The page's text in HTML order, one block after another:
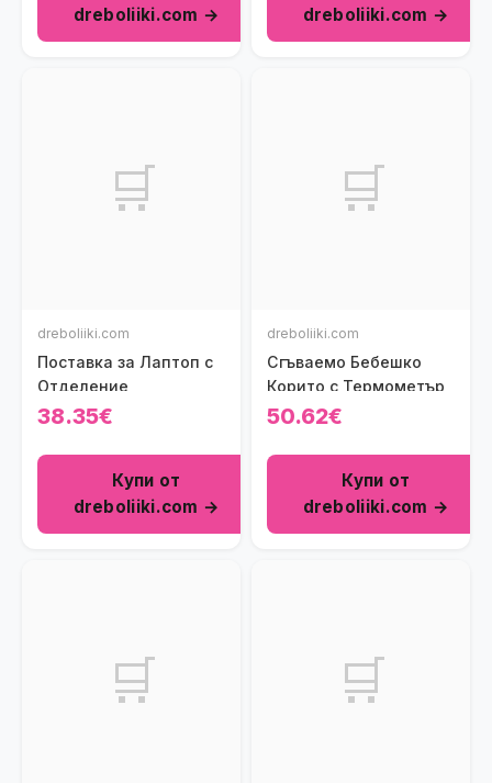
dreboliiki.com →
dreboliiki.com →
🛒
dreboliiki.com
Поставка за Лаптоп с
Отделение
38.35€
Купи от
dreboliiki.com →
🛒
dreboliiki.com
Сгъваемо Бебешко
Корито с Термометър
50.62€
Купи от
dreboliiki.com →
🛒 🛒